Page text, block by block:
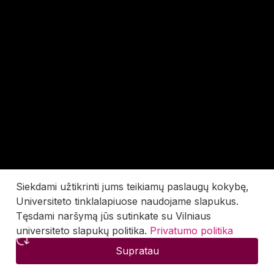
Siekdami užtikrinti jums teikiamų paslaugų kokybę,
Universiteto tinklalapiuose naudojame slapukus.
Tęsdami naršymą jūs sutinkate su Vilniaus
universiteto slapukų politika. Privatumo politika
Supratau